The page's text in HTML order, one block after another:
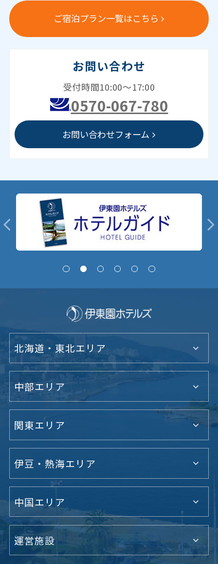
ご宿泊プラン一覧はこちら
お問い合わせ
受付時間10:00～17:00
0570-067-780
お問い合わせフォーム
北海道・東北エリア
中部エリア
関東エリア
伊豆・熱海エリア
中国エリア
運営施設